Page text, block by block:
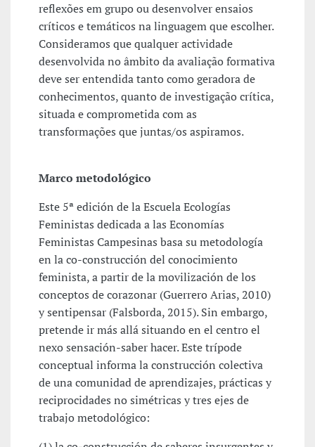
reflexões em grupo ou desenvolver ensaios
críticos e temáticos na linguagem que escolher.
Consideramos que qualquer actividade
desenvolvida no âmbito da avaliação formativa
deve ser entendida tanto como geradora de
conhecimentos, quanto de investigação crítica,
situada e comprometida com as
transformações que juntas/os aspiramos.
Marco metodológico
Este 5ª edición de la Escuela Ecologías
Feministas dedicada a las Economías
Feministas Campesinas basa su metodología
en la co-construcción del conocimiento
feminista, a partir de la movilización de los
conceptos de corazonar (Guerrero Arias, 2010)
y sentipensar (Falsborda, 2015). Sin embargo,
pretende ir más allá situando en el centro el
nexo sensación-saber hacer. Este trípode
conceptual informa la construcción colectiva
de una comunidad de aprendizajes, prácticas y
reciprocidades no simétricas y tres ejes de
trabajo metodológico: